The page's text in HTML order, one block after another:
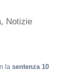
, Notizie
la sentenza 10